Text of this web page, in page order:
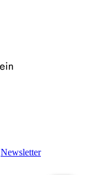
Newsletter